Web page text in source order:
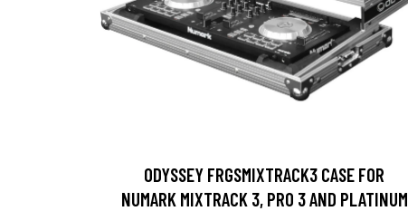
ODYSSEY FRGSMIXTRACK3 CASE FOR
NUMARK MIXTRACK 3, PRO 3 AND PLATINUM